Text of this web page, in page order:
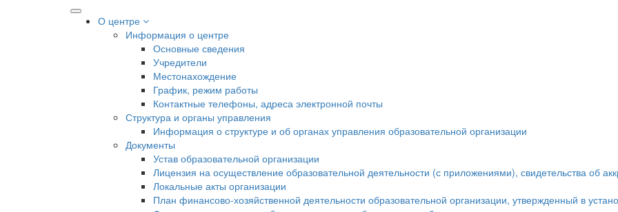
О центре
Информация о центре
Основные сведения
Учредители
Местонахождение
График, режим работы
Контактные телефоны, адреса электронной почты
Структура и органы управления
Информация о структуре и об органах управления образовательной организации
Документы
Устав образовательной организации
Лицензия на осуществление образовательной деятельности (с приложениями), свидетельства об
Локальные акты организации
План финансово-хозяйственной деятельности образовательной организации, утвержденный в